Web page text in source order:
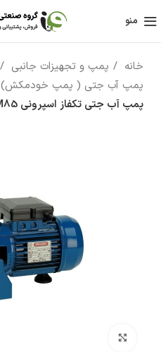
منو
خانه پمپ و تجهیزات جانبی
پمپ آب جتی ( پمپ خودمکش)
پمپ آب جتی تکفاز اسپرونی CAM85